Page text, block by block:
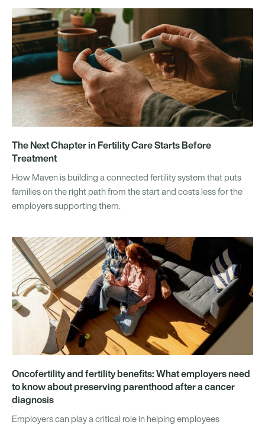
The Next Chapter in Fertility Care Starts Before
Treatment
How Maven is building a connected fertility system that puts
families on the right path from the start and costs less for the
employers supporting them.
Oncofertility and fertility benefits: What employers need
to know about preserving parenthood after a cancer
diagnosis
Employers can play a critical role in helping employees